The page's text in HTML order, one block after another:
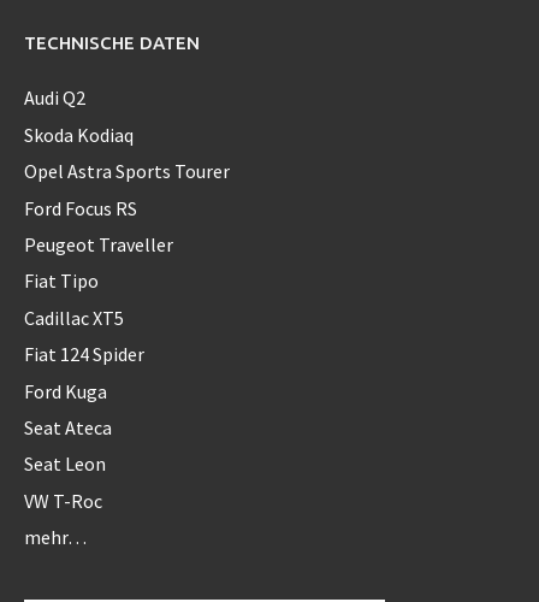
TECHNISCHE DATEN
Audi Q2
Skoda Kodiaq
Opel Astra Sports Tourer
Ford Focus RS
Peugeot Traveller
Fiat Tipo
Cadillac XT5
Fiat 124 Spider
Ford Kuga
Seat Ateca
Seat Leon
VW T-Roc
mehr…